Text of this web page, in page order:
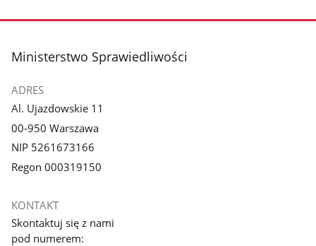
stopka
Ministerstwo Sprawiedliwości
ADRES
Al. Ujazdowskie 11
00-950 Warszawa
NIP 5261673166
Regon 000319150
KONTAKT
Skontaktuj się z nami
pod numerem: